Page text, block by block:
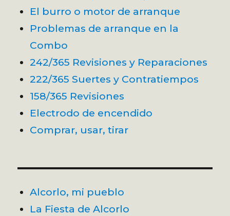
El burro o motor de arranque
Problemas de arranque en la
Combo
242/365 Revisiones y Reparaciones
222/365 Suertes y Contratiempos
158/365 Revisiones
Electrodo de encendido
Comprar, usar, tirar
Alcorlo, mi pueblo
La Fiesta de Alcorlo